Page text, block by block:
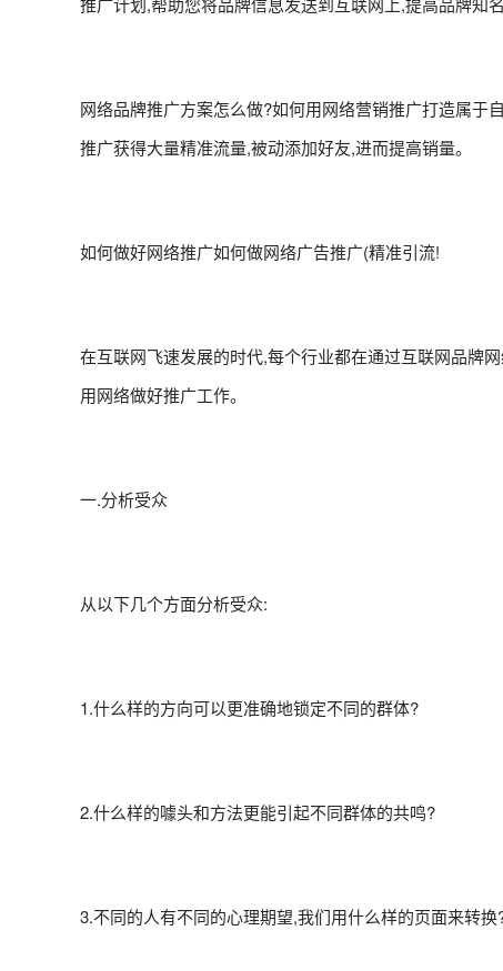
网络品牌推广方案怎么做?如何用网络营销推广打造属于
推广获得大量精准流量,被动添加好友,进而提高销量。
如何做好网络推广如何做网络广告推广(精准引流!
在互联网飞速发展的时代,每个行业都在通过互联网品牌
用网络做好推广工作。
一.分析受众
从以下几个方面分析受众:
1.什么样的方向可以更准确地锁定不同的群体?
2.什么样的噱头和方法更能引起不同群体的共鸣?
3.不同的人有不同的心理期望,我们用什么样的页面来转换